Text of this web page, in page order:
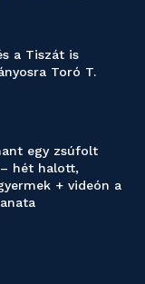
a Tiszát is
Toró T.
egy zsúfolt
hét halott,
+ videón a